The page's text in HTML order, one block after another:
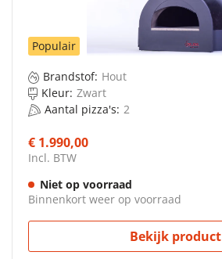
Populair
Brandstof: Hout
Kleur: Zwart
Aantal pizza's: 2
€ 1.990,00
Incl. BTW
Niet op voorraad
Binnenkort weer op voorraad
Bekijk product